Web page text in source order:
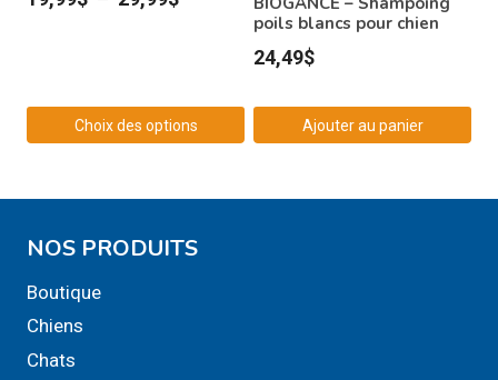
à
Choix des options
plusieurs
options
peuvent
poils blancs pour chien
24,49$
Ajouter au panier
NOS PRODUITS
Boutique
Chiens
Chats